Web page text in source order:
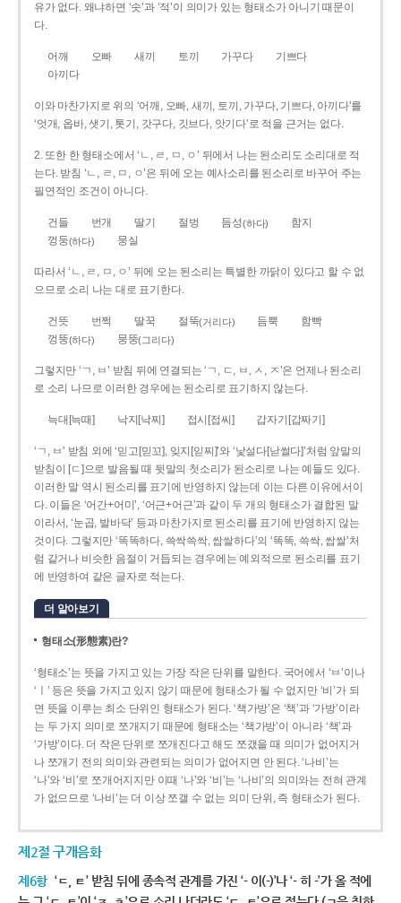
유가 없다. 왜냐하면 ‘솟’과 ‘적’이 의미가 있는 형태소가 아니기 때문이
다.
어깨 오빠 새끼 토끼 가꾸다
기쁘다
아끼다
이와 마찬가지로 위의 ‘어깨, 오빠, 새끼, 토끼, 가꾸다, 기쁘다, 아끼다’를
‘엇개, 옵바, 샛기, 톳기, 갓구다, 깃브다, 앗기다’로 적을 근거는 없다.
2. 또한 한 형태소에서 ‘ㄴ, ㄹ, ㅁ, ㅇ’ 뒤에서 나는 된소리도 소리대로 적
는다. 받침 ‘ㄴ, ㄹ, ㅁ, ㅇ’은 뒤에 오는 예사소리를 된소리로 바꾸어 주는
필연적인 조건이 아니다.
건들 번개 딸기 절벙 듬성(하다)
함지
껑둥(하다) 뭉실
따라서 ‘ㄴ, ㄹ, ㅁ, ㅇ’ 뒤에 오는 된소리는 특별한 까닭이 있다고 할 수 없
으므로 소리 나는 대로 표기한다.
건뜻 번쩍 딸꾹 절뚝(거리다) 듬뿍
함빡
껑뚱(하다) 뭉뚱(그리다)
그렇지만 ‘ㄱ, ㅂ’ 받침 뒤에 연결되는 ‘ㄱ, ㄷ, ㅂ, ㅅ, ㅈ’은 언제나 된소리
로 소리 나므로 이러한 경우에는 된소리로 표기하지 않는다.
늑대[늑때] 낙지[낙찌] 접시[접씨] 갑자기[갑짜기]
‘ㄱ, ㅂ’ 받침 외에 ‘믿고[믿꼬], 잊지[읻찌]’와 ‘낯설다[낟썰다]’처럼 앞말의
받침이 [ㄷ]으로 발음될 때 뒷말의 첫소리가 된소리로 나는 예들도 있다.
이러한 말 역시 된소리를 표기에 반영하지 않는데 이는 다른 이유에서이
다. 이들은 ‘어간+어미’, ‘어근+어근’과 같이 두 개의 형태소가 결합된 말
이라서, ‘눈곱, 발바닥’ 등과 마찬가지로 된소리를 표기에 반영하지 않는
것이다. 그렇지만 ‘똑똑하다, 쓱싹쓱싹, 쌉쌀하다’의 ‘똑똑, 쓱싹, 쌉쌀’처
럼 같거나 비슷한 음절이 거듭되는 경우에는 예외적으로 된소리를 표기
에 반영하여 같은 글자로 적는다.
더 알아보기
형태소(形態素)란?
‘형태소’는 뜻을 가지고 있는 가장 작은 단위를 말한다. 국어에서 ‘ㅂ’이나
‘ㅣ’ 등은 뜻을 가지고 있지 않기 때문에 형태소가 될 수 없지만 ‘비’가 되
면 뜻을 이루는 최소 단위인 형태소가 된다. ‘책가방’은 ‘책’과 ‘가방’이라
는 두 가지 의미로 쪼개지기 때문에 형태소는 ‘책가방’이 아니라 ‘책’과
‘가방’이다. 더 작은 단위로 쪼개진다고 해도 쪼갰을 때 의미가 없어지거
나 쪼개기 전의 의미와 관련되는 의미가 없어지면 안 된다. ‘나비’는
‘나’와 ‘비’로 쪼개어지지만 이때 ‘나’와 ‘비’는 ‘나비’의 의미와는 전혀 관계
가 없으므로 ‘나비’는 더 이상 쪼갤 수 없는 의미 단위, 즉 형태소가 된다.
제2절 구개음화
제6항 ‘ㄷ, ㅌ’ 받침 뒤에 종속적 관계를 가진 ‘- 이(-)’나 ‘- 히 -’가 올 적에